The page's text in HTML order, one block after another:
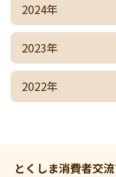
2024年
2023年
2022年
とくしま消費者交